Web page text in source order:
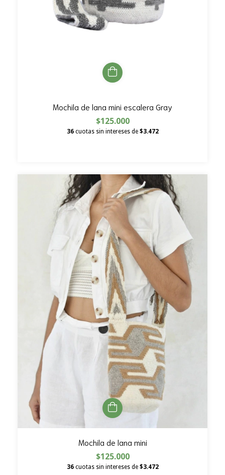
Mochila de lana mini escalera Gray
$125.000
36 cuotas sin intereses de $3.472
Mochila de lana mini
$125.000
36 cuotas sin intereses de $3.472